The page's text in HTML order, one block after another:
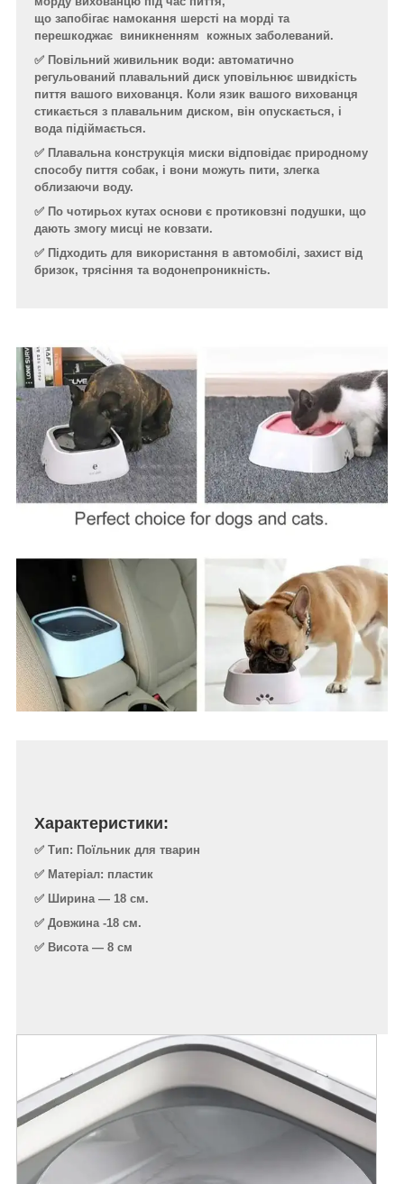
що запобігає намокання шерсті на морді та
перешкоджає виникненням кожных заболеваний.
✅ Повільний живильник води: автоматично
регульований плавальний диск уповільнює швидкість
пиття вашого вихованця. Коли язик вашого вихованця
стикається з плавальним диском, він опускається, і
вода підіймається.
✅ Плавальна конструкція миски відповідає природному
способу пиття собак, і вони можуть пити, злегка
облизаючи воду.
✅ По чотирьох кутах основи є протиковзні подушки, що
дають змогу мисці не ковзати.
✅ Підходить для використання в автомобілі, захист від
бризок, трясіння та водонепроникність.
Характеристики:
✅ Тип: Поїльник для тварин
✅ Матеріал: пластик
✅ Ширина — 18 см.
✅ Довжина -18 см.
✅ Висота — 8 см